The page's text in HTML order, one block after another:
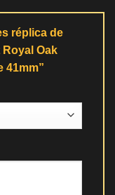
réplica de
Oak
41mm”